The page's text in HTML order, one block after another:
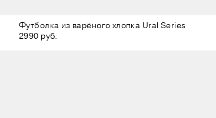
Футболка из варёного хлопка Ural Series
2990 руб.